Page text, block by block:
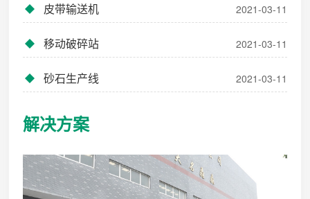
皮带输送机 2021-03-11
移动破碎站 2021-03-11
砂石生产线 2021-03-11
解决方案